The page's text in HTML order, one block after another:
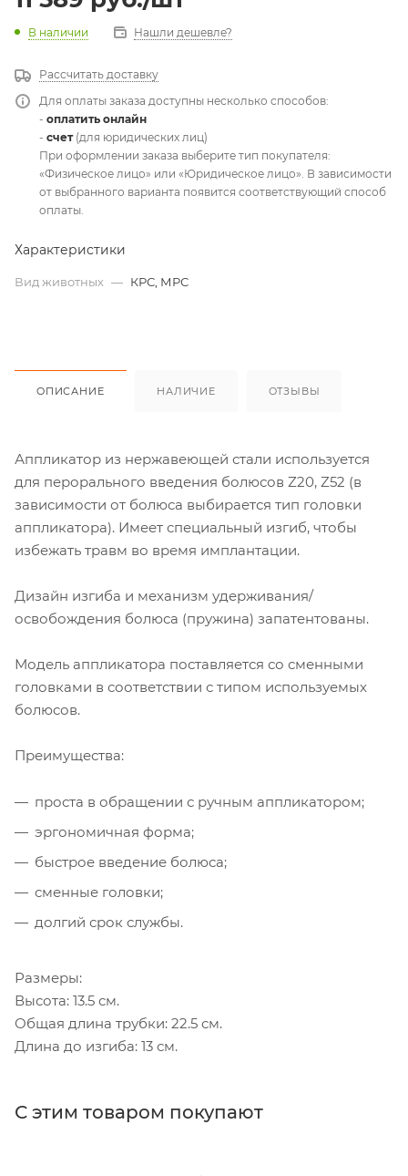
В наличии Нашли дешевле?
Рассчитать доставку
Для оплаты заказа доступны несколько способов:
- оплатить онлайн
- счет(для юридических лиц)
При оформлении заказа выберите тип покупателя:
«Физическое лицо» или «Юридическое лицо». В зависимости
от выбранного варианта появится соответствующий способ
оплаты.
Характеристики
Вид животных — КРС, МРС
ОПИСАНИЕ НАЛИЧИЕ ОТЗЫВЫ
Аппликатор из нержавеющей стали используется
для перорального введения болюсов Z20, Z52 (в
зависимости от болюса выбирается тип головки
аппликатора). Имеет специальный изгиб, чтобы
избежать травм во время имплантации.
Дизайн изгиба и механизм удерживания/
освобождения болюса (пружина) запатентованы.
Модель аппликатора поставляется со сменными
головками в соответствии с типом используемых
болюсов.
Преимущества:
проста в обращении с ручным аппликатором;
эргономичная форма;
быстрое введение болюса;
сменные головки;
долгий срок службы.
Размеры:
Высота: 13.5 см.
Общая длина трубки: 22.5 см.
Длина до изгиба: 13 см.
С этим товаром покупают